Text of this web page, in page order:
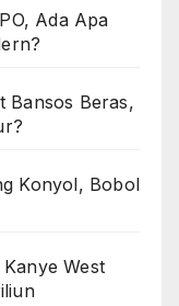
Ada Apa
Bansos Beras,
Konyol, Bobol
West